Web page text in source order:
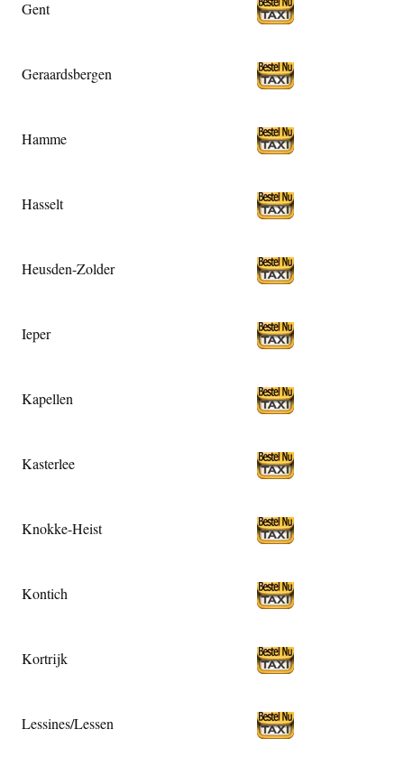
Gent
Geraardsbergen
Hamme
Hasselt
Heusden-Zolder
Ieper
Kapellen
Kasterlee
Knokke-Heist
Kontich
Kortrijk
Lessines/Lessen